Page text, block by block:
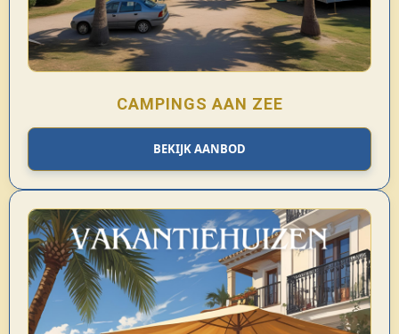
CAMPINGS AAN ZEE
BEKIJK AANBOD